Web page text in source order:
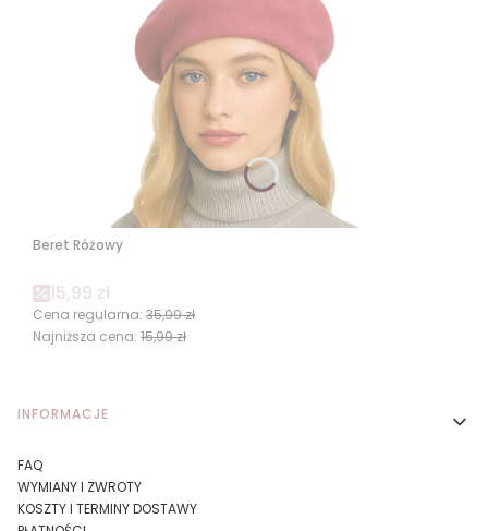
Beret Różowy
Cena promocyjna
15,99 zł
Cena regularna: 35,99 zł
Najniższa cena: 15,99 zł
Linki w stopce
INFORMACJE
FAQ
WYMIANY I ZWROTY
KOSZTY I TERMINY DOSTAWY